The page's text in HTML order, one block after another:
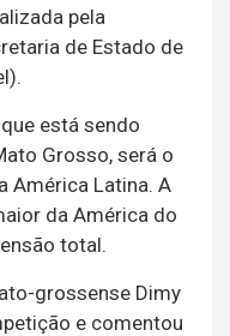
pela
de Estado de
está sendo
Grosso, será o
América Latina. A
da América do
total.
grossense Dimy
e comentou